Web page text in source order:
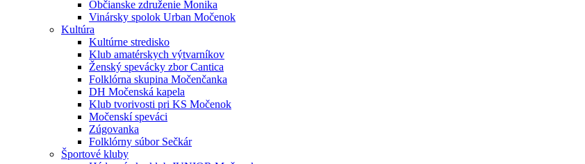
Občianske združenie Monika
Vinársky spolok Urban Močenok
Kultúra
Kultúrne stredisko
Klub amatérskych výtvarníkov
Ženský spevácky zbor Cantica
Folklórna skupina Močenčanka
DH Močenská kapela
Klub tvorivosti pri KS Močenok
Močenskí speváci
Zúgovanka
Folklórny súbor Sečkár
Športové kluby